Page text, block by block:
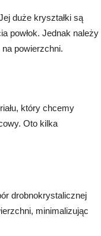
duże kryształki są
powłok. Jednak należy
powierzchni.
który chcemy
Oto kilka
drobnokrystalicznej
minimalizując